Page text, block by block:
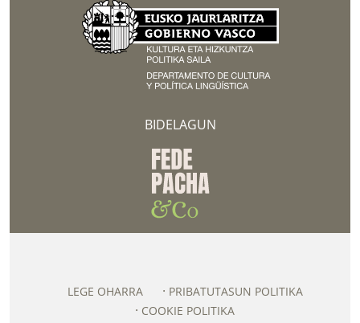
BIDELAGUN
LEGE OHARRA
PRIBATUTASUN POLITIKA
COOKIE POLITIKA